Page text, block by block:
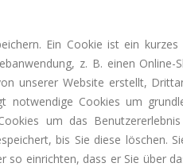
Ein Cookie ist ein
z. B. einen
unserer Website erstellt,
Cookies um
um das
bis Sie diese löschen.
einrichten, dass er Sie über